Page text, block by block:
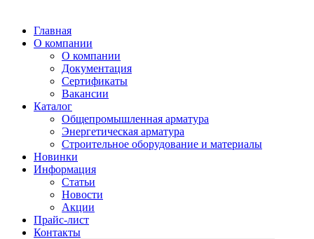
Главная
О компании
О компании
Документация
Сертификаты
Вакансии
Каталог
Общепромышленная арматура
Энергетическая арматура
Строительное оборудование и материалы
Новинки
Информация
Статьи
Новости
Акции
Прайс-лист
Контакты